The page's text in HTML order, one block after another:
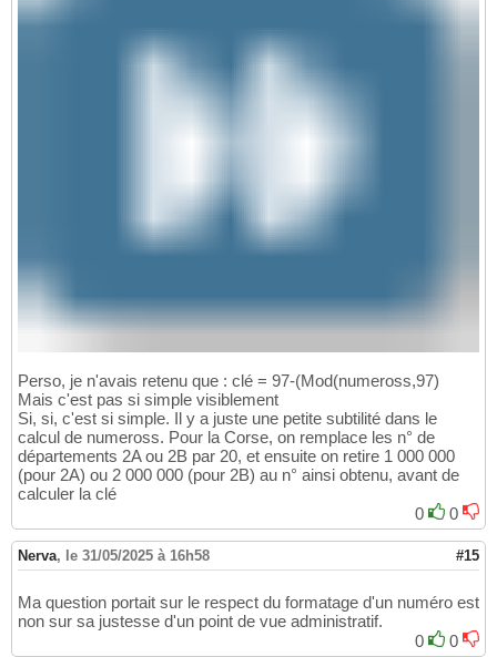
Perso, je n'avais retenu que : clé = 97-(Mod(numeross,97)
Mais c'est pas si simple visiblement
Si, si, c'est si simple. Il y a juste une petite subtilité dans le
calcul de numeross. Pour la Corse, on remplace les n° de
départements 2A ou 2B par 20, et ensuite on retire 1 000 000
(pour 2A) ou 2 000 000 (pour 2B) au n° ainsi obtenu, avant de
calculer la clé
0
0
Nerva, le 31/05/2025 à 16h58 #15
Ma question portait sur le respect du formatage d'un numéro est
non sur sa justesse d'un point de vue administratif.
0
0